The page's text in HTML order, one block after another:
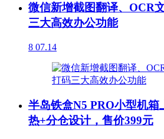
微信新增截图翻译、OCR
三大高效办公功能
8 07.14
半岛铁盒N5 PRO小型机箱
热+分仓设计，售价399元